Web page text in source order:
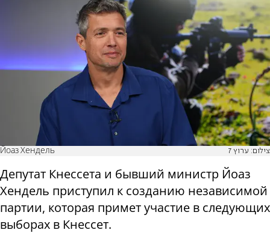
Йоаз Хендель צילום: ערוץ 7
Депутат Кнессета и бывший министр Йоаз
Хендель приступил к созданию независимой
партии, которая примет участие в следующих
выборах в Кнессет.